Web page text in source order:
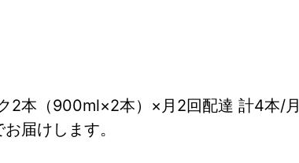
2本（900ml×2本）×月2回配達 計4本/月
届けします。